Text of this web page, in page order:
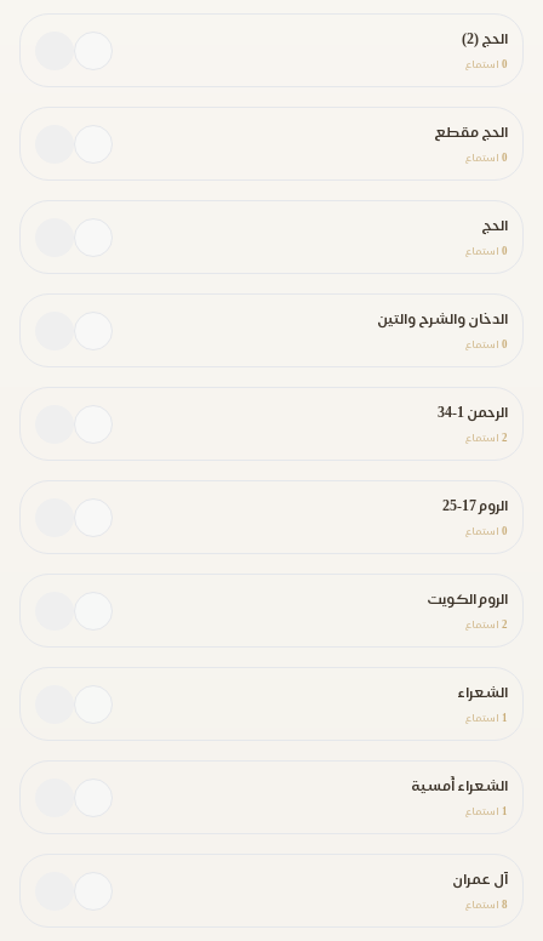
الحج (2)
0 استماع
الحج مقطع
0 استماع
الحج
0 استماع
الدخان والشرح والتين
0 استماع
الرحمن 1-34
2 استماع
الروم 17-25
0 استماع
الروم الكويت
2 استماع
الشعراء
1 استماع
الشعراء أُمسية
1 استماع
آل عمران
8 استماع